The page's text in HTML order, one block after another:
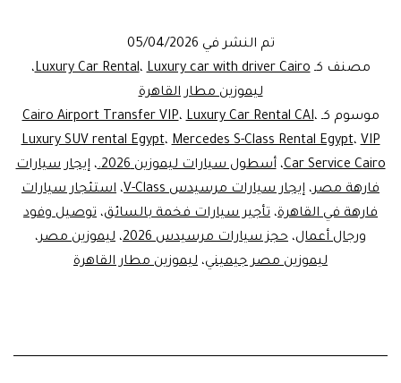
Rental
CAI
Egypt
|
إيجار
سيارات
فارهة
مع
تم النشر في 05/04/2026
مصنف كـ
Luxury Car Rental،Luxury car with driver Cairo
،
ليموزين مطار القاهرة
موسوم كـ
Cairo Airport Transfer VIP،Luxury Car Rental CAI،
Luxury SUV rental Egypt،Mercedes S-Class Rental Egypt،VIP
Car Service Cairo،أسطول سيارات ليموزين 2026. ،إيجار سيارات
فارهة مصر، إيجار سيارات مرسيدس V-Class ، استئجار سيارات
فارهة في القاهرة، تأجير سيارات فخمة بالسائق، توصيل وفود
ورجال أعمال، حجز سيارات مرسيدس 2026 ، ليموزين مصر،
ليموزين مصر جيميني، ليموزين مطار القاهرة